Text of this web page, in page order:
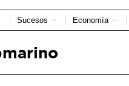
Sucesos Economía